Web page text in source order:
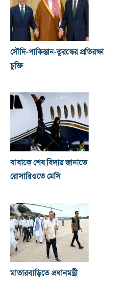
সৌদি-পাকিস্তান-তুরস্কের প্রতিরক্ষা
চুক্তি
বাবাকে শেষ বিদায় জানাতে
রোসারিওতে মেসি
মাতারবাড়িতে প্রধানমন্ত্রী